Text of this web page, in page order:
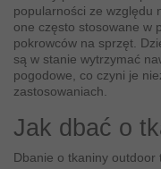
popularności ze względu
one często stosowane w
pokrowców na sprzęt.
są w stanie wytrzymać
pogodowe, co czyni je
zastosowaniach.
Jak dbać o
Dbanie o tkaniny outdoor